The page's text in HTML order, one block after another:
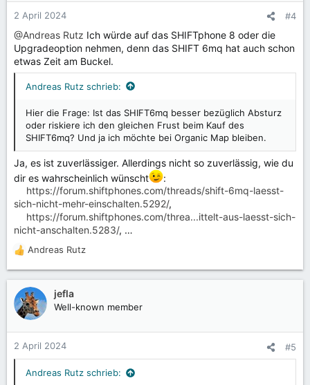
2 April 2024 #4
@Andreas Rutz Ich würde auf das SHIFTphone 8 oder die
Upgradeoption nehmen, denn das SHIFT 6mq hat auch schon
etwas Zeit am Buckel.
Andreas Rutz schrieb:
Hier die Frage: Ist das SHIFT6mq besser bezüglich Absturz
oder riskiere ich den gleichen Frust beim Kauf des
SHIFT6mq? Und ja ich möchte bei Organic Map bleiben.
Ja, es ist zuverlässiger. Allerdings nicht so zuverlässig, wie du
dir es wahrscheinlich wünscht
:
https://forum.shiftphones.com/threads/shift-6mq-laesst-
sich-nicht-mehr-einschalten.5292/,
https://forum.shiftphones.com/threa...ittelt-aus-laesst-sich-
nicht-anschalten.5283/, …
R
e
a
k
t
o
n
Andreas Rutz
jefla
Well-known member
2 April 2024 #5
Andreas Rutz schrieb: